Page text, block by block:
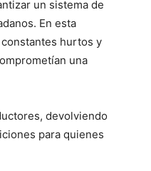
un sistema de
En esta
hurtos y
una
devolviendo
para quienes